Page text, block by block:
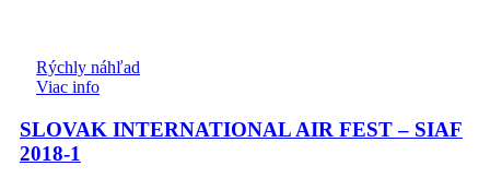
Rýchly náhľad
Viac info
SLOVAK INTERNATIONAL AIR FEST – SIAF
2018-1